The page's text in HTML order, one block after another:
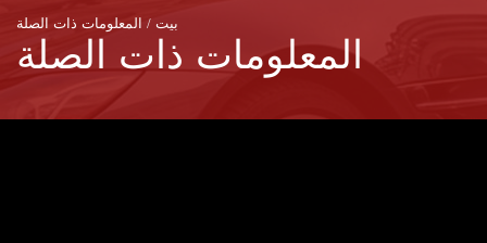
بيت المعلومات ذات الصلة
المعلومات ذات الصلة